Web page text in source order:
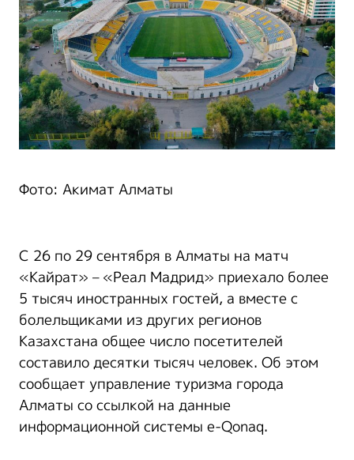
Фото: Акимат Алматы
С 26 по 29 сентября в Алматы на матч
«Кайрат» – «Реал Мадрид» приехало более
5 тысяч иностранных гостей, а вместе с
болельщиками из других регионов
Казахстана общее число посетителей
составило десятки тысяч человек. Об этом
сообщает управление туризма города
Алматы со ссылкой на данные
информационной системы e-Qonaq.